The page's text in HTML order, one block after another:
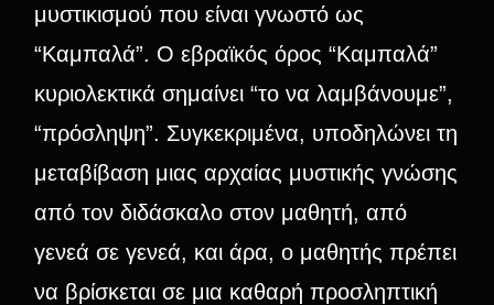
μυστικισμού που είναι γνωστό ως
“Καμπαλά”. Ο εβραϊκός όρος “Καμπαλά”
κυριολεκτικά σημαίνει “το να λαμβάνουμε”,
“πρόσληψη”. Συγκεκριμένα, υποδηλώνει τη
μεταβίβαση μιας αρχαίας μυστικής γνώσης
από τον διδάσκαλο στον μαθητή, από
γενεά σε γενεά, και άρα, ο μαθητής πρέπει
να βρίσκεται σε μια καθαρή προσληπτική